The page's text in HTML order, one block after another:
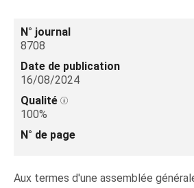
N° journal
8708
Date de publication
16/08/2024
Qualité
100%
N° de page
Aux termes d'une assemblée